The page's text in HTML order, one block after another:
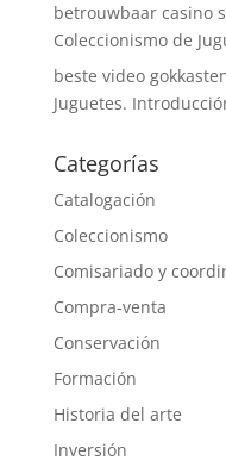
betrouwbaar casino
Coleccionismo de
beste video
Juguetes.
Categorías
Catalogación
Coleccionismo
Comisariado y
Compra-venta
Conservación
Formación
Historia del arte
Inversión